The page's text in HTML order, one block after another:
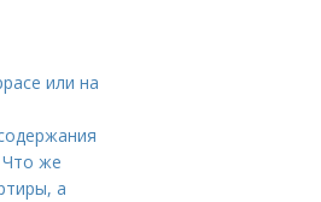
или на
Что же
а